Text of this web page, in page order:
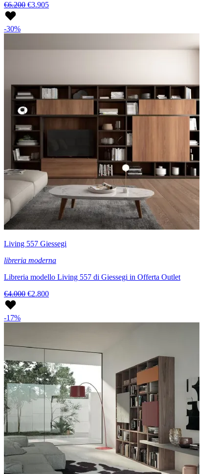
€6.200 €3.905
-30%
Living 557 Giessegi
libreria moderna
Libreria modello Living 557 di Giessegi in Offerta Outlet
€4.000 €2.800
-17%